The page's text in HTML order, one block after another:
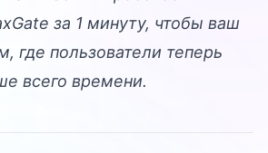
за 1 минуту, чтобы ваш
где пользователи теперь
всего времени.